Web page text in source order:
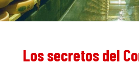
Los secretos del